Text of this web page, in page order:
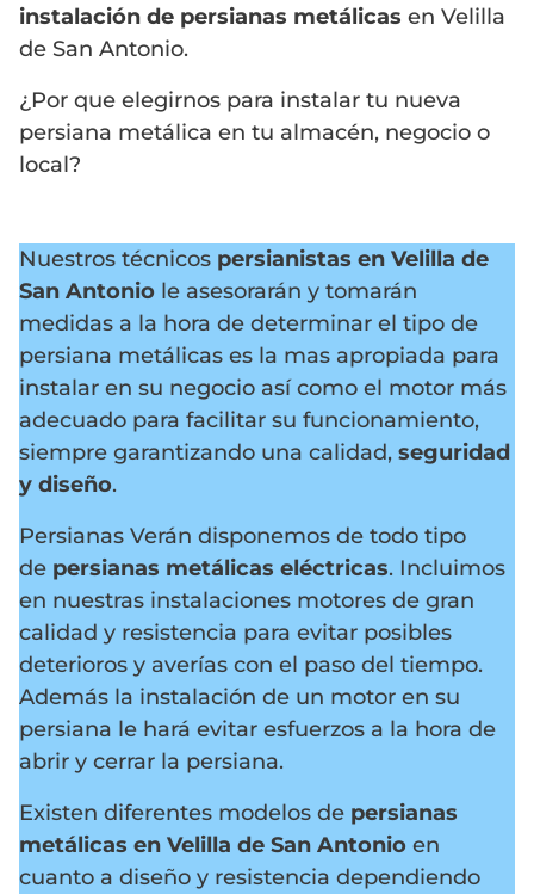
instalación de persianas metálicas en Velilla
de San Antonio.
¿Por que elegirnos para instalar tu nueva
persiana metálica en tu almacén, negocio o
local?
Nuestros técnicos persianistas en Velilla de
San Antonio le asesorarán y tomarán
medidas a la hora de determinar el tipo de
persiana metálicas es la mas apropiada para
instalar en su negocio así como el motor más
adecuado para facilitar su funcionamiento,
siempre garantizando una calidad, seguridad
y diseño.
Persianas Verán disponemos de todo tipo
de persianas metálicas eléctricas. Incluimos
en nuestras instalaciones motores de gran
calidad y resistencia para evitar posibles
deterioros y averías con el paso del tiempo.
Además la instalación de un motor en su
persiana le hará evitar esfuerzos a la hora de
abrir y cerrar la persiana.
Existen diferentes modelos de persianas
metálicas en Velilla de San Antonio en
cuanto a diseño y resistencia dependiendo